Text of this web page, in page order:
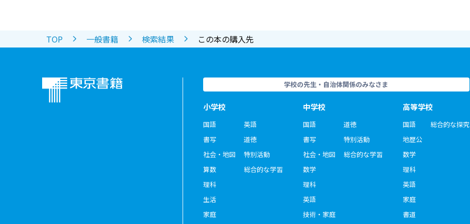
TOP 一般書籍 検索結果 この本の購入先
学校の先生・自治体関係のみなさま
小学校
国語
書写
社会・地図
算数
理科
生活
家庭
英語
道徳
特別活動
総合的な学習
中学校
国語
書写
社会・地図
数学
理科
英語
技術・家庭
道徳
特別活動
総合的な学習
高等学校
国語
地歴公
数学
理科
英語
家庭
書道
総合的な探究